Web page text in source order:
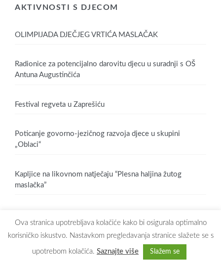
AKTIVNOSTI S DJECOM
OLIMPIJADA DJEČJEG VRTIĆA MASLAČAK
Radionice za potencijalno darovitu djecu u suradnji s OŠ
Antuna Augustinčića
Festival regveta u Zaprešiću
Poticanje govorno-jezičnog razvoja djece u skupini
„Oblaci“
Kapljice na likovnom natječaju “Plesna haljina žutog
maslačka”
Copyright © 2026 Dječji vrtić Maslačak Zaprešić. All rights reserved.
Ova stranica upotrebljava kolačiće kako bi osigurala optimalno
korisničko iskustvo. Nastavkom pregledavanja stranice slažete se s
upotrebom kolačića. Saznajte više Slažem se